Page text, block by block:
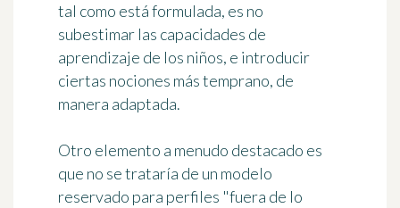
tal como está formulada, es no
subestimar las capacidades de
aprendizaje de los niños, e introducir
ciertas nociones más temprano, de
manera adaptada.
Otro elemento a menudo destacado es
que no se trataría de un modelo
reservado para perfiles "fuera de lo